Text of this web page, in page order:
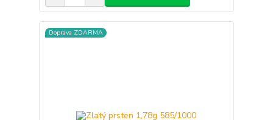
Doprava ZDARMA